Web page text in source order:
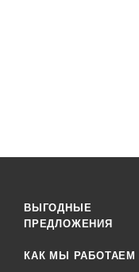
ВЫГОДНЫЕ
ПРЕДЛОЖЕНИЯ
КАК МЫ РАБОТАЕМ